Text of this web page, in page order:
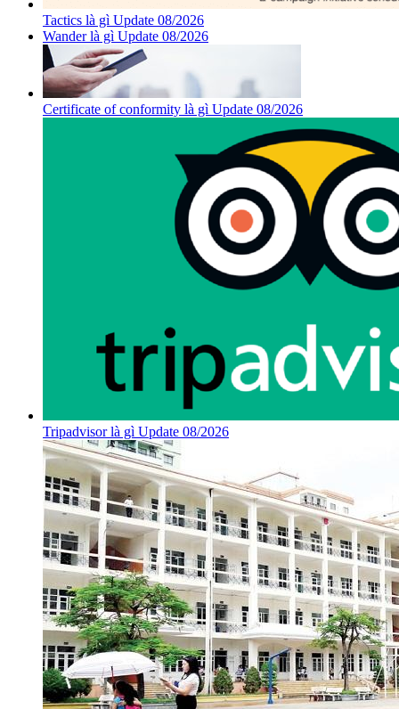
Tactics là gì Update 08/2026
Wander là gì Update 08/2026
Certificate of conformity là gì Update 08/2026
Tripadvisor là gì Update 08/2026